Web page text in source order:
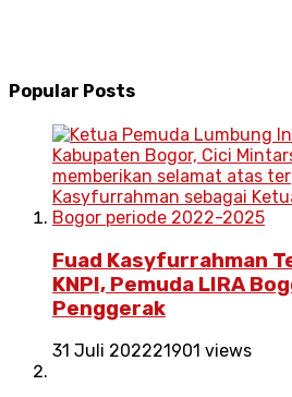
Popular Posts
Fuad Kasyfurrahman
KNPI, Pemuda LIRA
Penggerak
31 Juli 202221901 views